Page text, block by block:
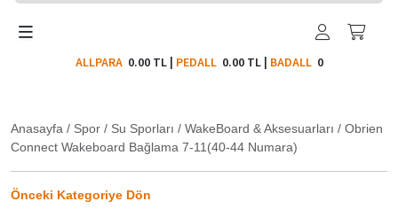
ALLPARA 0.00 TL| PEDALL 0.00 TL| BADALL0
Anasayfa / Spor / Su Sporları / WakeBoard & Aksesuarları / Obrien
Connect Wakeboard Bağlama 7-11(40-44 Numara)
Önceki Kategoriye Dön